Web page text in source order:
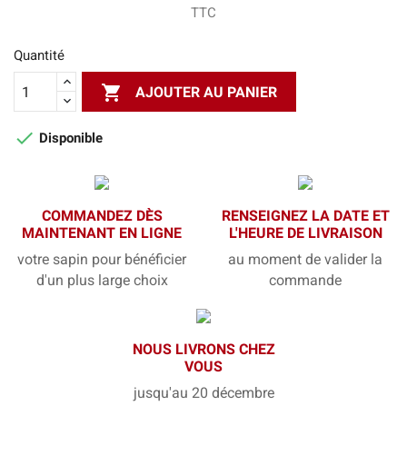
TTC
Quantité
 AJOUTER AU PANIER
 Disponible
COMMANDEZ DÈS
MAINTENANT EN LIGNE
votre sapin pour bénéficier
d'un plus large choix
RENSEIGNEZ LA DATE ET
L'HEURE DE LIVRAISON
au moment de valider la
commande
NOUS LIVRONS CHEZ
VOUS
jusqu'au 20 décembre